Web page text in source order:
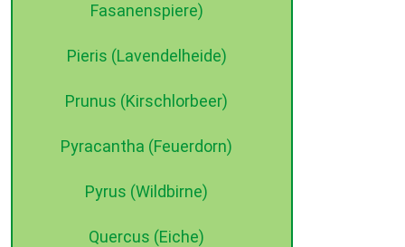
Fasanenspiere)
Pieris (Lavendelheide)
Prunus (Kirschlorbeer)
Pyracantha (Feuerdorn)
Pyrus (Wildbirne)
Quercus (Eiche)